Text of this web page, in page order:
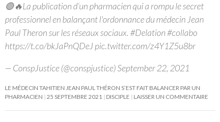
🟢🔥La publication d’un pharmacien qui a rompu le secret
professionnel en balançant l'ordonnance du médecin Jean
Paul Theron sur les réseaux sociaux. #Delation #collabo
https://t.co/bkJaPnQDeJ pic.twitter.com/z4Y1Z5u8br
— ConspJustice (@conspjustice) September 22, 2021
LE MÉDECIN TAHITIEN JEAN PAUL THÉRON S’EST FAIT BALANCER PAR UN
PHARMACIEN 25 SEPTEMBRE 2021 DISCIPLE LAISSER UN COMMENTAIRE